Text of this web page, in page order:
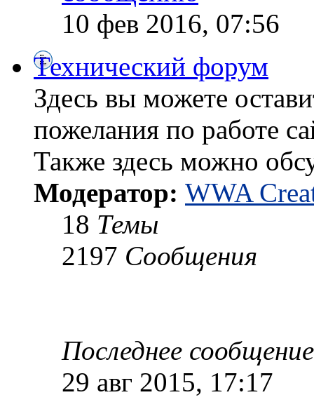
10 фев 2016, 07:56
Технический форум
Здесь вы можете
пожелания по работе
Также здесь можно
Модератор: WWA
18 Темы
2197 Сообщения
Последнее сообщение
29 авг 2015, 17:17